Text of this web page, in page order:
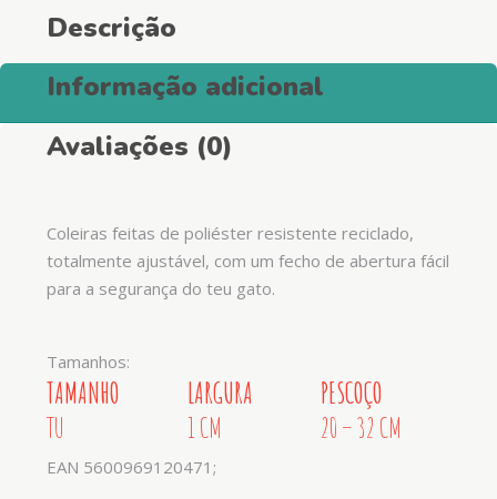
Descrição
Informação adicional
Avaliações (0)
Coleiras feitas de poliéster resistente reciclado,
totalmente ajustável, com um fecho de abertura fácil
para a segurança do teu gato.
Tamanhos:
TAMANHO LARGURA
PESCOÇO
TU
1 CM 20 – 32 CM
EAN 5600969120471;